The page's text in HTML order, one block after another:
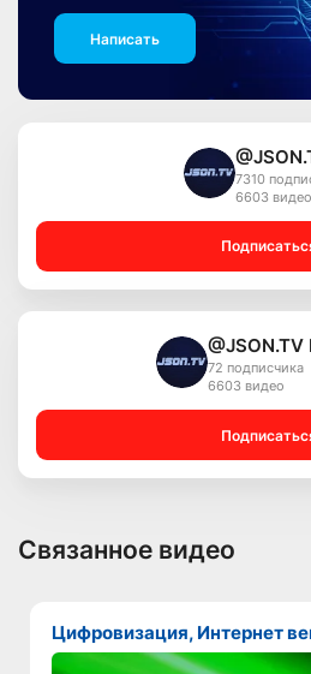
Написать
7310
6603 видео
@JSON.TV
72 подписчика
6603 видео
Связанное видео
Цифровизация, Интернет